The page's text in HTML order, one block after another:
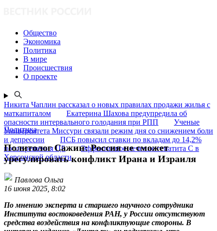
Общество
Экономика
Политика
В мире
Происшествия
О проекте
Никита Чаплин рассказал о новых правилах продажи жилья с
маткапиталом
Екатерина Шахова предупредила об
опасности интервального голодания при РПП
Ученые
Университета Миссури связали режим дня со снижением боли
и депрессии
ПСБ повысил ставки по вкладам до 14,2%
после решения ЦБ
Эффективное лечение гепатита C в
Херсонской области
Политика
Политолог Сажин: Россия не сможет
урегулировать конфликт Ирана и Израиля
Павлова Ольга
16 июня 2025, 8:02
По мнению эксперта и старшего научного сотрудника
Института востоковедения РАН, у России отсутствуют
средства воздействия на конфликтующие стороны. В